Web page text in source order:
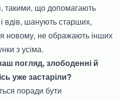
такими, що допомагають
вдів, шанують старших,
новому, не ображають інших
з усіма.
погляд, злободенні й
уже застаріли?
поради бути